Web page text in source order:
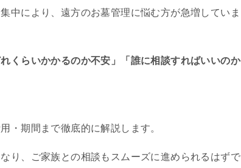
中により、遠方のお墓管理に悩む方が急増していま
くらいかかるのか不安」「誰に相談すればいいのか
・期間まで徹底的に解説します。
り、ご家族との相談もスムーズに進められるはずで